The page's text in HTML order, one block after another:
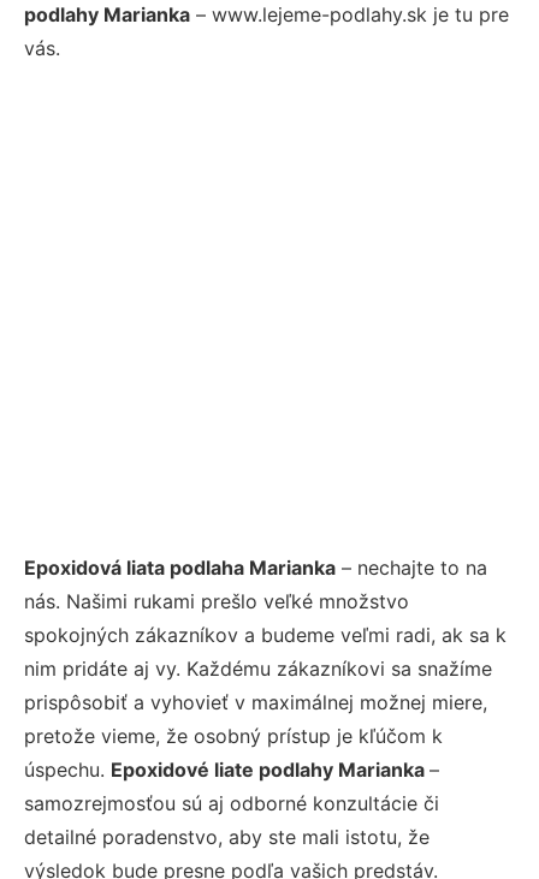
podlahy Marianka – www.lejeme-podlahy.sk je tu pre
vás.
Epoxidová liata podlaha Marianka – nechajte to na
nás. Našimi rukami prešlo veľké množstvo
spokojných zákazníkov a budeme veľmi radi, ak sa k
nim pridáte aj vy. Každému zákazníkovi sa snažíme
prispôsobiť a vyhovieť v maximálnej možnej miere,
pretože vieme, že osobný prístup je kľúčom k
úspechu. Epoxidové liate podlahy Marianka –
samozrejmosťou sú aj odborné konzultácie či
detailné poradenstvo, aby ste mali istotu, že
výsledok bude presne podľa vašich predstáv.